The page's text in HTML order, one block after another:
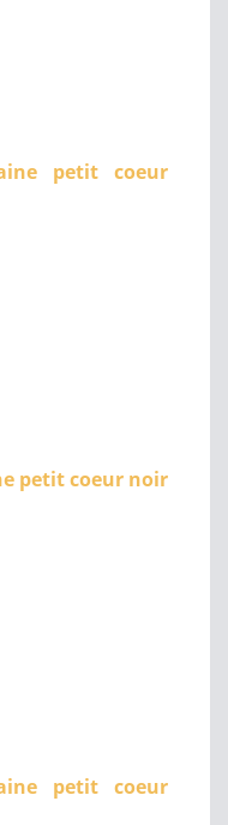
petit coeur
petit coeur noir
petit coeur